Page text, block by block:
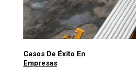
Casos De Éxito En
Empresas